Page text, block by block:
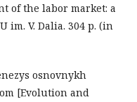
of the labor market: a
im. V. Dalia. 304 р. (in
osnovnykh
[Evolution and